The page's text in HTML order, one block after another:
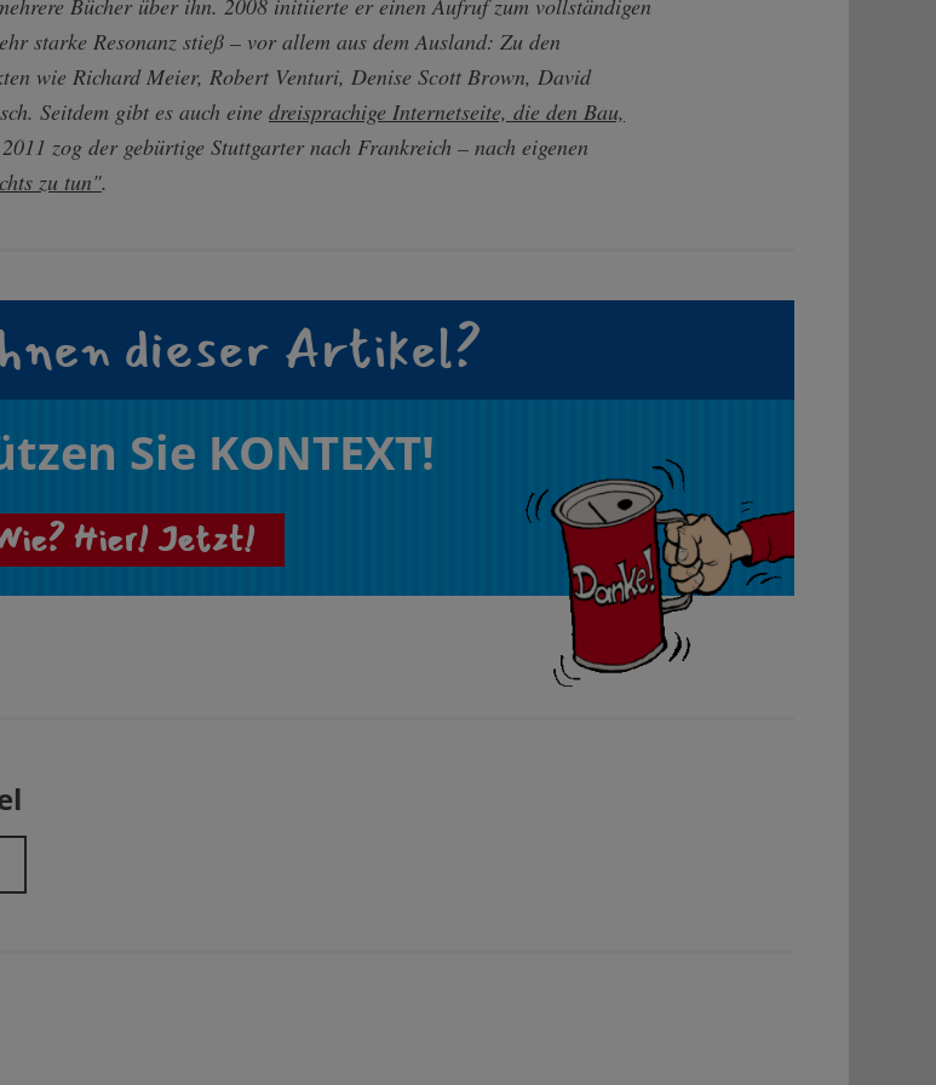
Bücher über ihn. 2008 initiierte er einen Aufruf zum vollständigen
starke Resonanz stieß – vor allem aus dem Ausland: Zu den
wie Richard Meier, Robert Venturi, Denise Scott Brown, David
Seitdem gibt es auch eine dreisprachige Internetseite, die den Bau,
zog der gebürtige Stuttgarter nach Frankreich – nach eigenen
zu tun".
dieser Artikel?
Sie KONTEXT!
Hier! Jetzt!